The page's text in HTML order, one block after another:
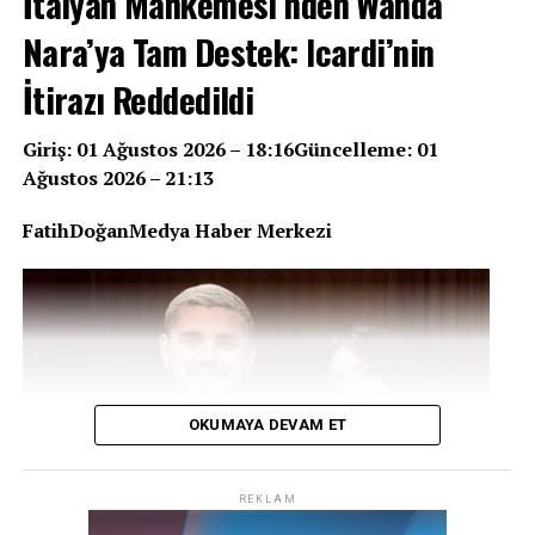
verdi. Konuyla ilgili TRT Spor’a açıklamalarda bulunan
TFF Başkan Vekili Mecnun Otyakmaz, sistemin
kurulumunun Ocak ayını bulacağını ve uygulamanın
ligin ikinci yarısıyla birlikte başlayacağını söyledi.
Nara’ya Tam Destek: Icardi’nin
İtirazı Reddedildi
Giriş: 01 Ağustos 2026 – 18:16Güncelleme: 01
Ağustos 2026 – 21:13
FatihDoğanMedya Haber Merkezi
OKUMAYA DEVAM ET
REKLAM